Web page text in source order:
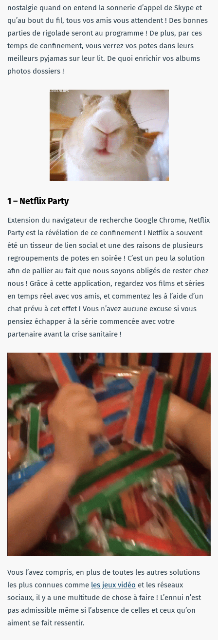
nostalgie quand on entend la sonnerie d’appel de Skype et
qu’au bout du fil, tous vos amis vous attendent ! Des bonnes
parties de rigolade seront au programme ! De plus, par ces
temps de confinement, vous verrez vos potes dans leurs
meilleurs pyjamas sur leur lit. De quoi enrichir vos albums
photos dossiers !
1 – Netflix Party
Extension du navigateur de recherche Google Chrome, Netflix
Party est la révélation de ce confinement ! Netflix a souvent
été un tisseur de lien social et une des raisons de plusieurs
regroupements de potes en soirée ! C’est un peu la solution
afin de pallier au fait que nous soyons obligés de rester chez
nous ! Grâce à cette application, regardez vos films et séries
en temps réel avec vos amis, et commentez les à l’aide d’un
chat prévu à cet effet ! Vous n’avez aucune excuse si vous
pensiez échapper à la série commencée avec votre
partenaire avant la crise sanitaire !
Vous l’avez compris, en plus de toutes les autres solutions
les plus connues comme les jeux vidéo et les réseaux
sociaux, il y a une multitude de chose à faire ! L’ennui n’est
pas admissible même si l’absence de celles et ceux qu’on
aiment se fait ressentir.